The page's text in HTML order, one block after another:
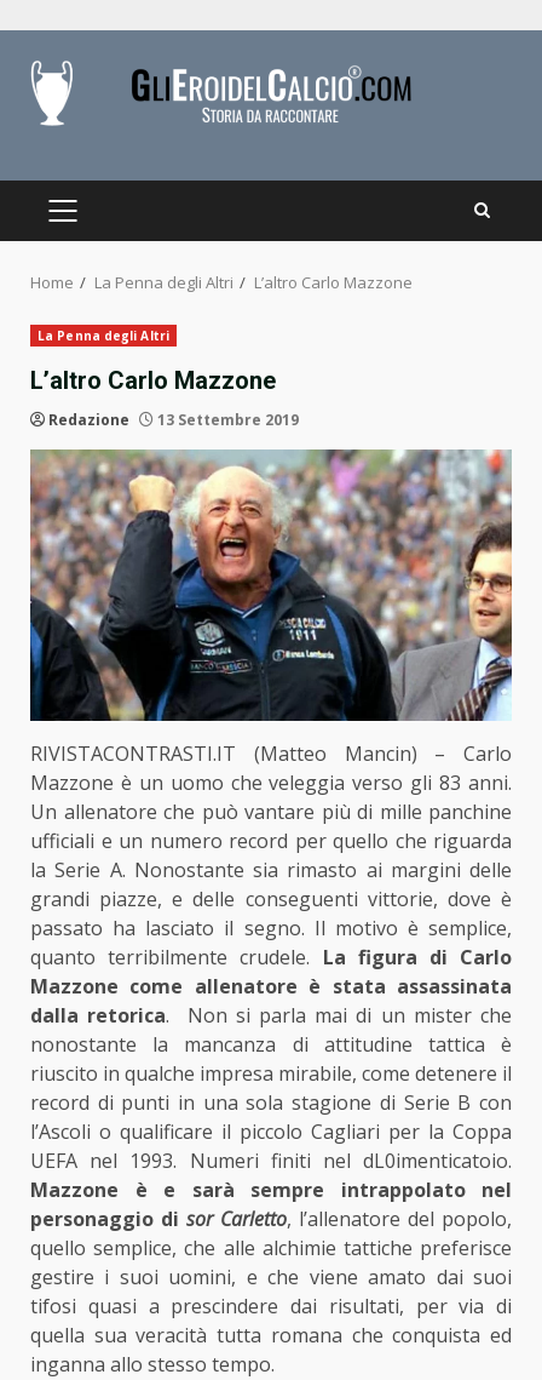
content
PRIMARY
Home La Penna degli Altri L’altro Carlo Mazzone
La Penna degli Altri
L’altro Carlo Mazzone
Redazione 13 Settembre 2019
RIVISTACONTRASTI.IT (Matteo Mancin) – Carlo
Mazzone è un uomo che veleggia verso gli 83 anni.
Un allenatore che può vantare più di mille panchine
ufficiali e un numero record per quello che riguarda
la Serie A. Nonostante sia rimasto ai margini delle
grandi piazze, e delle conseguenti vittorie, dove è
passato ha lasciato il segno. Il motivo è semplice,
quanto terribilmente crudele. La figura di Carlo
Mazzone come allenatore è stata assassinata
dalla retorica. Non si parla mai di un mister che
nonostante la mancanza di attitudine tattica è
riuscito in qualche impresa mirabile, come detenere il
record di punti in una sola stagione di Serie B con
l’Ascoli o qualificare il piccolo Cagliari per la Coppa
UEFA nel 1993. Numeri finiti nel dL0imenticatoio.
Mazzone è e sarà sempre intrappolato nel
personaggio di sor Carletto, l’allenatore del popolo,
quello semplice, che alle alchimie tattiche preferisce
gestire i suoi uomini, e che viene amato dai suoi
tifosi quasi a prescindere dai risultati, per via di
quella sua veracità tutta romana che conquista ed
inganna allo stesso tempo.